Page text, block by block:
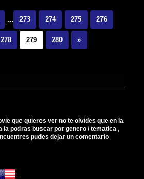
... 273 274 275 276
278 279 280 »
que quieres ver no te olvides que en la
la podras buscar por genero / tematica ,
pudes dejar un comentario